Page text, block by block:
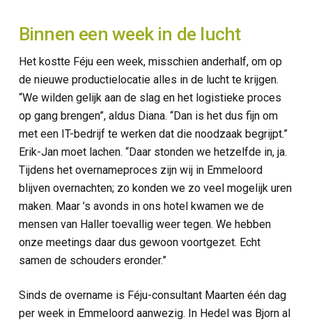
Binnen een week in de lucht
Het kostte Féju een week, misschien anderhalf, om op
de nieuwe productielocatie alles in de lucht te krijgen.
“We wilden gelijk aan de slag en het logistieke proces
op gang brengen”, aldus Diana. “Dan is het dus fijn om
met een IT-bedrijf te werken dat die noodzaak begrijpt.”
Erik-Jan moet lachen. “Daar stonden we hetzelfde in, ja.
Tijdens het overnameproces zijn wij in Emmeloord
blijven overnachten; zo konden we zo veel mogelijk uren
maken. Maar ’s avonds in ons hotel kwamen we de
mensen van Haller toevallig weer tegen. We hebben
onze meetings daar dus gewoon voortgezet. Echt
samen de schouders eronder.”
Sinds de overname is Féju-consultant Maarten één dag
per week in Emmeloord aanwezig. In Hedel was Bjorn al
ICT services